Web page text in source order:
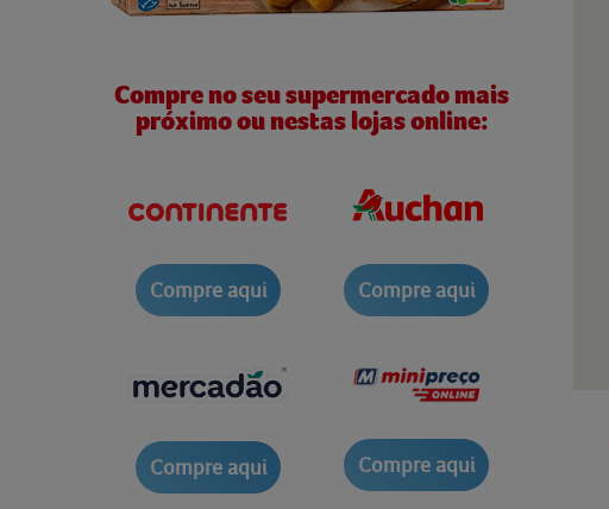
Compre no seu supermercado mais
próximo ou nestas lojas online:
Compre aqui Compre aqui
Compre aqui Compre aqui